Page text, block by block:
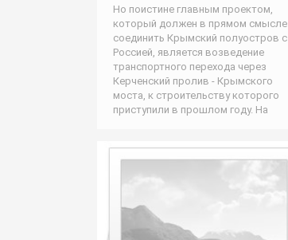
Но поистине главным проектом,
который должен в прямом смысле
соединить Крымский полуостров с
Россией, является возведение
транспортного перехода через
Керченский пролив - Крымского
моста, к строительству которого
приступили в прошлом году. На